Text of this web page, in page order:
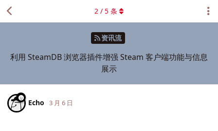
资讯流
利用 SteamDB 浏览器插件增强 Steam 客户端功能与信息
展示
2 / 5 条
Echo 3 月 6 日